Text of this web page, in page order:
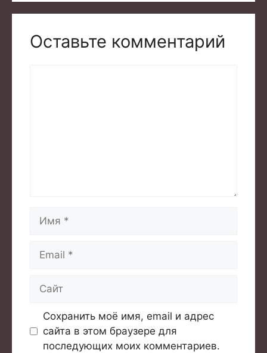
Оставьте комментарий
Имя
Email
Сайт
Сохранить моё имя, email и адрес
сайта в этом браузере для
последующих моих комментариев.